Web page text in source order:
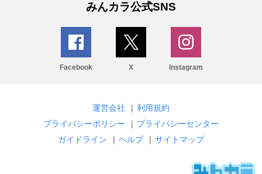
みんカラ公式SNS
Facebook X Instagram
運営会社 | 利用規約
プライバシーポリシー
| プライバシーセンター
ガイドライン
| ヘルプ | サイトマップ